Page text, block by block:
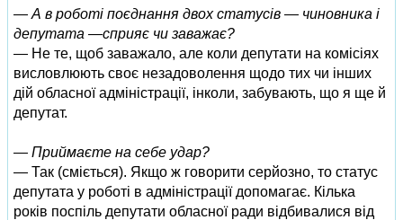
— А в роботі поєднання двох статусів — чиновника і
депутата —сприяє чи заважає?
— Не те, щоб заважало, але коли депутати на комісіях
висловлюють своє незадоволення щодо тих чи інших
дій обласної адміністрації, інколи, забувають, що я ще й
депутат.
— Приймаєте на себе удар?
— Так (сміється). Якщо ж говорити серйозно, то статус
депутата у роботі в адміністрації допомагає. Кілька
років поспіль депутати обласної ради відбивалися від